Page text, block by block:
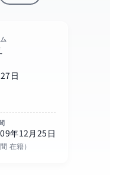
日
年12月25日
在籍）